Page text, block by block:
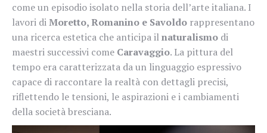
come un episodio isolato nella storia dell’arte italiana. I
lavori diMoretto, Romanino e Savoldo rappresentano
una ricerca estetica che anticipa ilnaturalismo di
maestri successivi come Caravaggio. La pittura del
tempo era caratterizzata da un linguaggio espressivo
capace di raccontare la realtà con dettagli precisi,
riflettendo le tensioni, le aspirazioni e i cambiamenti
della società bresciana.